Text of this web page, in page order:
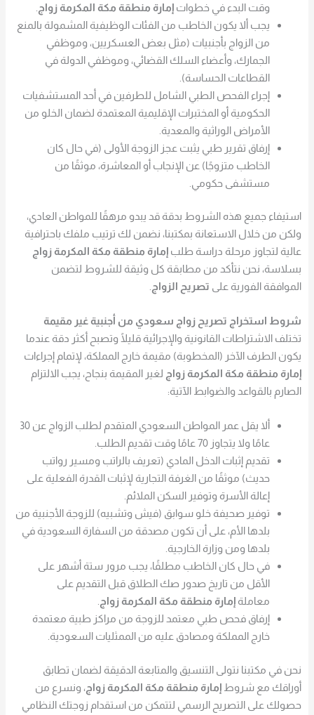
وقت البدء في خطواتإمارة منطقة مكة المكرمة زواج
يجب ألا يكون الخاطب من الفئات الوظيفية المشمولة بالمنع
من الزواج بأجنبيات (مثل بعض العسكريين، وموظفي
الجمارك، وأعضاء السلك القضائي، وموظفي الدولة في
القطاعات الحساسة).
إجراء الفحص الطبي الشامل للطرفين في أحد المستشفيات
الحكومية أو المختبرات الإقليمية المعتمدة لضمان الخلو من
الأمراض الوراثية والمعدية.
إرفاق تقرير طبي يثبت عجز الزوجة الأولى (في حال كان
الخاطب متزوجًا) عن الإنجاب أو المعاشرة، موثقًا من
مستشفى حكومي.
استيفاء جميع هذه الشروط بدقة قد يبدو مرهقًا للمواطن العادي،
ولكن من خلال الاستعانة بمكتبنا، نضمن لك ترتيب ملفك باحترافية
عالية لتجاوز مرحلة دراسة طلبإمارة منطقة مكة المكرمة زواج
بسلاسة، نحن نتأكد من مطابقة كل وثيقة للشروط لتضمن
الموافقة الفورية على تصريح الزواج
شروط استخراج تصريح زواج سعودي من أجنبية غير مقيمة
تختلف الاشتراطات القانونية والإجرائية قليلًا وتصبح أكثر دقة عندما
يكون الطرف الآخر (المخطوبة) مقيمة خارج المملكة، لإتمام إجراءات
إمارة منطقة مكة المكرمة زواج لغير المقيمة بنجاح، يجب الالتزام
الصارم بالقواعد والضوابط الآتية:
ألا يقل عمر المواطن السعودي المتقدم لطلب الزواج عن 30
عامًا ولا يتجاوز 70 عامًا وقت تقديم الطلب.
تقديم إثبات الدخل المادي (تعريف بالراتب ومسير رواتب
حديث) موثقًا من الغرفة التجارية لإثبات القدرة الفعلية على
إعالة الأسرة وتوفير السكن الملائم.
توفير صحيفة خلو سوابق (فيش وتشبيه) للزوجة الأجنبية من
بلدها الأم، على أن تكون مصدقة من السفارة السعودية في
بلدها ومن وزارة الخارجية.
في حال كان الخاطب مطلقًا، يجب مرور ستة أشهر على
الأقل من تاريخ صدور صك الطلاق قبل التقديم على
معاملةإمارة منطقة مكة المكرمة زواج
إرفاق فحص طبي معتمد للزوجة من مراكز طبية معتمدة
خارج المملكة ومصادق عليه من الممثليات السعودية.
نحن في مكتبنا نتولى التنسيق والمتابعة الدقيقة لضمان تطابق
أوراقك مع شروطإمارة منطقة مكة المكرمة زواج ، ونسرع من
حصولك على التصريح الرسمي لتتمكن من استقدام زوجتك النظامي